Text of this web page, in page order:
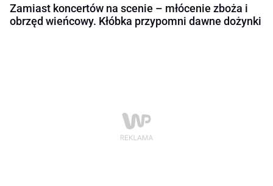
Zamiast koncertów na scenie – młócenie zboża i
obrzęd wieńcowy. Kłóbka przypomni dawne dożynki